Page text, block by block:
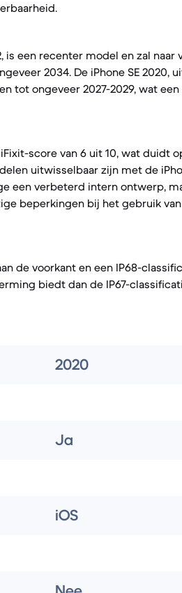
is een recenter model en zal
2034. De iPhone SE 2020,
tot ongeveer 2027-2029, wat
score van 6 uit 10, wat duidt
uitwisselbaar zijn met de
een verbeterd intern ontwerp,
beperkingen bij het gebruik
de voorkant en een IP68-
biedt dan de IP67-
2020
Ja
iOS